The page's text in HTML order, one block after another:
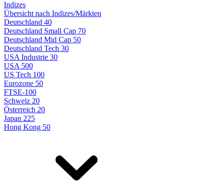
Indizes
Übersicht nach Indizes/Märkten
Deutschland 40
Deutschland Small Cap 70
Deutschland Mid Cap 50
Deutschland Tech 30
USA Industrie 30
USA 500
US Tech 100
Eurozone 50
FTSE-100
Schweiz 20
Österreich 20
Japan 225
Hong Kong 50